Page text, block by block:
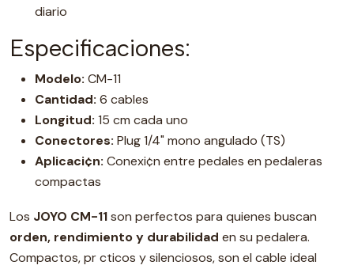
diario
Especificaciones:
Modelo: CM-11
Cantidad: 6 cables
Longitud: 15 cm cada uno
Conectores: Plug 1/4" mono angulado (TS)
Aplicaci¢n: Conexi¢n entre pedales en pedaleras
compactas
Los JOYO CM-11son perfectos para quienes buscan
orden, rendimiento y durabilidad en su pedalera.
Compactos, pr cticos y silenciosos, son el cable ideal